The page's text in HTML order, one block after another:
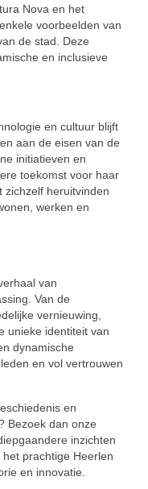
Nova en het
voorbeelden van
de stad. Deze
en inclusieve
en cultuur blijft
aan de eisen van de
initiatieven en
toekomst voor haar
zichzelf heruitvinden
werken en
van
Van de
vernieuwing,
unieke identiteit van
dynamische
en vol vertrouwen
en
Bezoek dan onze
inzichten
prachtige Heerlen
en innovatie.